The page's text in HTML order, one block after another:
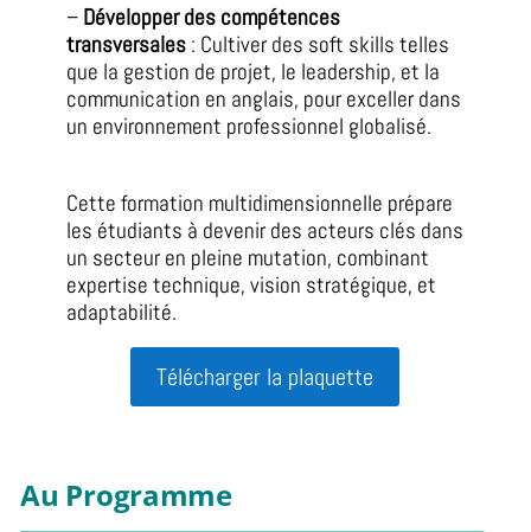
– Développer des compétences
transversales: Cultiver des soft skills telles
que la gestion de projet, le leadership, et la
communication en anglais, pour exceller dans
un environnement professionnel globalisé.
Cette formation multidimensionnelle prépare
les étudiants à devenir des acteurs clés dans
un secteur en pleine mutation, combinant
expertise technique, vision stratégique, et
adaptabilité.
Télécharger la plaquette
Au Programme